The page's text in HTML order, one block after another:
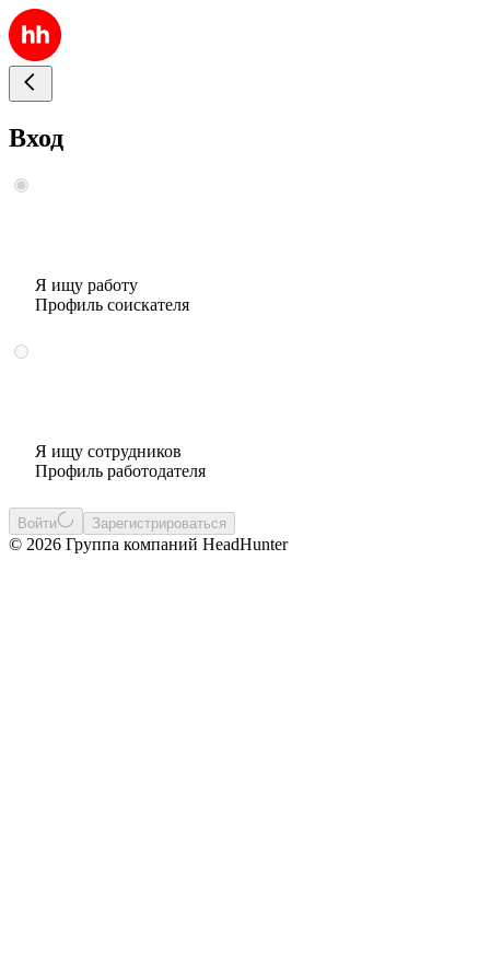
Вход
Я ищу работу
Профиль соискателя
Я ищу сотрудников
Профиль работодателя
Войти Зарегистрироваться
© 2026 Группа компаний HeadHunter